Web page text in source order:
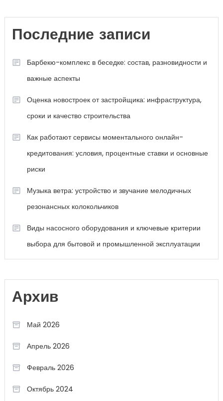
Последние записи
Барбекю-комплекс в беседке: состав, разновидности и
важные аспекты
Оценка новостроек от застройщика: инфраструктура,
сроки и качество строительства
Как работают сервисы моментального онлайн-
кредитования: условия, процентные ставки и основные
риски
Музыка ветра: устройство и звучание мелодичных
резонансных колокольчиков
Виды насосного оборудования и ключевые критерии
выбора для бытовой и промышленной эксплуатации
Архив
Май 2026
Апрель 2026
Февраль 2026
Октябрь 2024